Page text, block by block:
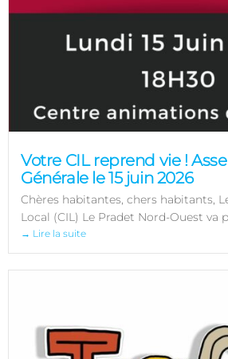
Votre CIL reprend vie !
Générale le 15 juin 2026
Chères habitantes, chers habitants,
Local (CIL) Le Pradet Nord-Ouest va
→ Lire la suite